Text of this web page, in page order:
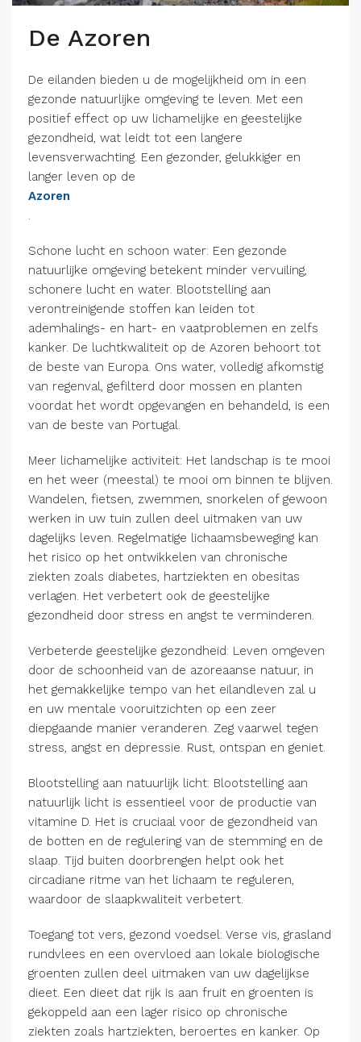
De Azoren
De eilanden bieden u de mogelijkheid om in een
gezonde natuurlijke omgeving te leven. Met een
positief effect op uw lichamelijke en geestelijke
gezondheid, wat leidt tot een langere
levensverwachting. Een gezonder, gelukkiger en
langer leven op de
Azoren
Schone lucht en schoon water: Een gezonde
natuurlijke omgeving betekent minder vervuiling,
schonere lucht en water. Blootstelling aan
verontreinigende stoffen kan leiden tot
ademhalings- en hart- en vaatproblemen en zelfs
kanker. De luchtkwaliteit op de Azoren behoort tot
de beste van Europa. Ons water, volledig afkomstig
van regenval, gefilterd door mossen en planten
voordat het wordt opgevangen en behandeld, is een
van de beste van Portugal.
Meer lichamelijke activiteit: Het landschap is te mooi
en het weer (meestal) te mooi om binnen te blijven.
Wandelen, fietsen, zwemmen, snorkelen of gewoon
werken in uw tuin zullen deel uitmaken van uw
dagelijks leven. Regelmatige lichaamsbeweging kan
het risico op het ontwikkelen van chronische
ziekten zoals diabetes, hartziekten en obesitas
verlagen. Het verbetert ook de geestelijke
gezondheid door stress en angst te verminderen.
Verbeterde geestelijke gezondheid: Leven omgeven
door de schoonheid van de azoreaanse natuur, in
het gemakkelijke tempo van het eilandleven zal u
en uw mentale vooruitzichten op een zeer
diepgaande manier veranderen. Zeg vaarwel tegen
stress, angst en depressie. Rust, ontspan en geniet.
Blootstelling aan natuurlijk licht: Blootstelling aan
natuurlijk licht is essentieel voor de productie van
vitamine D. Het is cruciaal voor de gezondheid van
de botten en de regulering van de stemming en de
slaap. Tijd buiten doorbrengen helpt ook het
circadiane ritme van het lichaam te reguleren,
waardoor de slaapkwaliteit verbetert.
Toegang tot vers, gezond voedsel: Verse vis, grasland
rundvlees en een overvloed aan lokale biologische
groenten zullen deel uitmaken van uw dagelijkse
dieet. Een dieet dat rijk is aan fruit en groenten is
gekoppeld aan een lager risico op chronische
ziekten zoals hartziekten, beroertes en kanker. Op